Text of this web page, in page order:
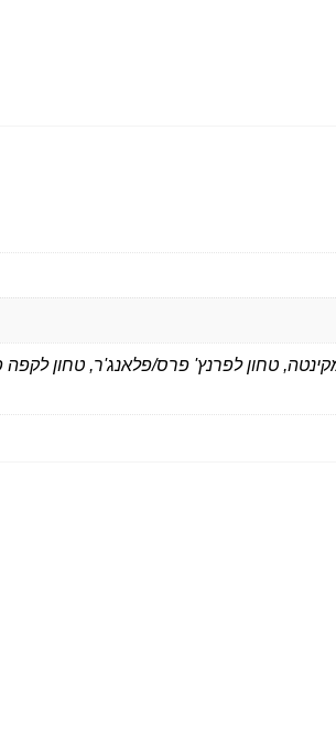
טחון לפרנץ' פרס/פלאנג'ר, טחון לקפה